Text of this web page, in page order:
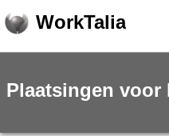
WorkTalia
Plaatsingen voor